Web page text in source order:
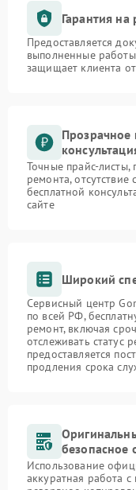
Гарантия на
Предоставляется
выполненные
защищает клиента
Прозрачное
Точные прайс-листы,
ремонта,
бесплатной
сайте
Широкий
Сервисный центр
по всей РФ,
ремонт, включая
отслеживать статус
предоставляется
продления срока
безопасное
Использование
аккуратная работа